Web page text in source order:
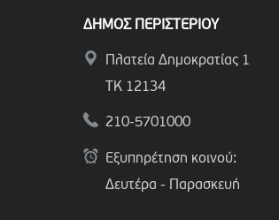
ΔΗΜΟΣ ΠΕΡΙΣΤΕΡΙΟΥ
Πλατεία Δημοκρατίας 1
ΤΚ 12134
210-5701000
Εξυπηρέτηση κοινού:
Δευτέρα - Παρασκευή